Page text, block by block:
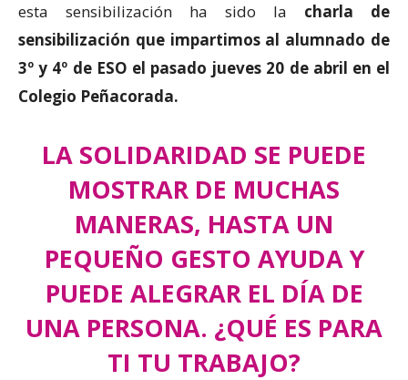
esta sensibilización ha sido la charla de
sensibilización que impartimos al alumnado de
3º y 4º de ESO el pasado jueves 20 de abril en el
Colegio Peñacorada.
LA SOLIDARIDAD SE PUEDE
MOSTRAR DE MUCHAS
MANERAS, HASTA UN
PEQUEÑO GESTO AYUDA Y
PUEDE ALEGRAR EL DÍA DE
UNA PERSONA. ¿QUÉ ES PARA
TI TU TRABAJO?